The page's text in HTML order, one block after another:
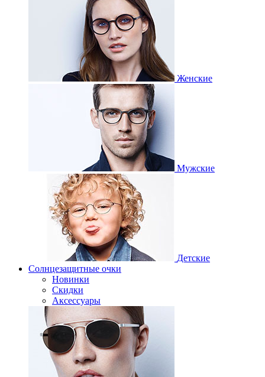
Женские
Мужские
Детские
Солнцезащитные очки
Новинки
Скидки
Аксессуары